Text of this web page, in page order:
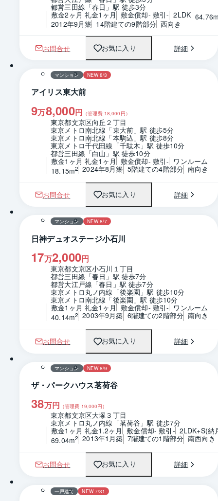
都営三田線「春日」駅 徒歩3分
敷金2ヶ月 礼金1ヶ月 敷金償却- 敷引- 2LDK
2012年9月築 14階建ての9階部分 西向き
お問合せ お気に入り 詳細
1 / 0 間取り
マンション NEW 8/3
アイリス東大前
9万8,000円 （管理費 18,000 円）
東京都文京区向丘２丁目
東京メトロ南北線「東大前」駅 徒歩5分
東京メトロ南北線「本駒込」駅 徒歩8分
東京メトロ千代田線「千駄木」駅 徒歩10分
都営三田線「白山」駅 徒歩10分
敷金1ヶ月 礼金1ヶ月 敷金償却- 敷引- ワンルーム
18.15m2 2024年8月築 5階建ての4階部分 南向き
お問合せ お気に入り 詳細
1 / 0 間取り
マンション NEW 8/7
日神デュオステージ小石川
17万2,000円
東京都文京区小石川１丁目
都営三田線「春日」駅 徒歩7分
都営大江戸線「春日」駅 徒歩7分
東京メトロ丸ノ内線「後楽園」駅 徒歩10分
東京メトロ南北線「後楽園」駅 徒歩10分
敷金1ヶ月 礼金1ヶ月 敷金償却- 敷引- ワンルーム
40.14m2 2003年9月築 6階建ての2階部分 南向き
お問合せ お気に入り 詳細
1 / 0 間取り
マンション NEW 8/9
ザ・パークハウス茗荷谷
38万円 （管理費 19,000円）
東京都文京区大塚３丁目
東京メトロ丸ノ内線「茗荷谷」駅 徒歩7分
敷金1ヶ月 礼金1.2ヶ月
敷金償却- 敷引- 2LDK+S(納
69.04m2 2013年1月築 7階建ての1階部分 南西向き
お問合せ お気に入り 詳細
1 / 0 間取り
一戸建て NEW 7/31